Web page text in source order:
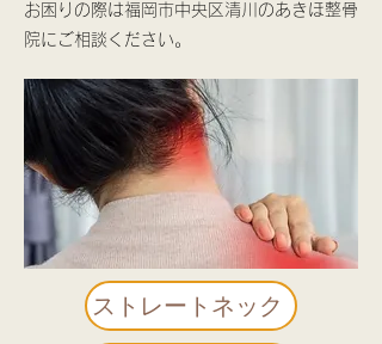
お困りの際は福岡市中央区清川のあきほ整骨
院にご相談ください。
ストレートネック